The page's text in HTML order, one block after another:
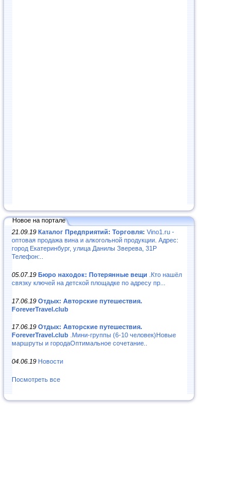
Новое на портале
21.09.19 Каталог Предприятий: Торговля: Vino1.ru -
оптовая продажа вина и алкогольной продукции. Адрес:
город Екатеринбург, улица Данилы Зверева, 31Р
Телефон:..
05.07.19 Бюро находок: Потерянные вещи .Кто нашёл
связку ключей на детской площадке по адресу пр...
17.06.19 Отдых: Авторские путешествия.
ForeverTravel.club
17.06.19 Отдых: Авторские путешествия.
ForeverTravel.club .Мини-группы (6-10 человек)Новые
маршруты и городаОптимальное сочетание..
04.06.19 Новости
Посмотреть все